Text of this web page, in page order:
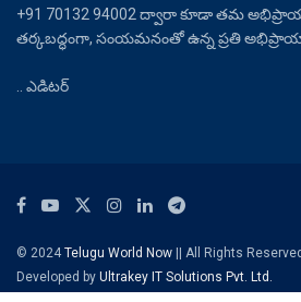
+91 70132 94002 ద్వారా కూడా తమ
తర్కబద్ధంగా, సంయమనంతో ఉన్న ప్రతి
.. ఎడిటర్
© 2024Telugu World Now || All Rights Reserved
Developed by Ultrakey IT Solutions Pvt. Ltd.